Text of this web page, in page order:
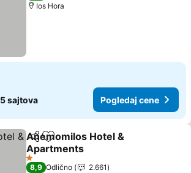
Ios Hora
5 sajtova Pogledaj cene
Deli Dodati u favorite
Anemomilos Hotel &
Apartments
Pogledaj cene
1 Zvezdice
8,9 Odlično
2.661